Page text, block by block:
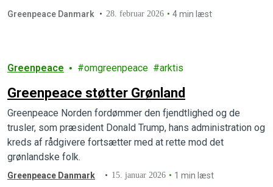
Greenpeace Danmark 28. februar 2026 4 min læst
Greenpeace omgreenpeace arktis
Greenpeace støtter Grønland
Greenpeace Norden fordømmer den fjendtlighed og de
trusler, som præsident Donald Trump, hans administration og
kreds af rådgivere fortsætter med at rette mod det
grønlandske folk.
Greenpeace Danmark 15. januar 2026 1 min læst